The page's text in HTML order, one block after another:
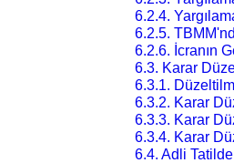
6.2.4.
6.2.5.
6.2.6. İcranın
6.3. Karar
6.3.1.
6.3.2. Karar
6.3.3. Karar
6.3.4. Karar
6.4. Adli